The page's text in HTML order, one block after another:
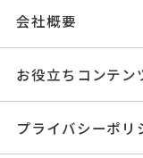
会社概要
お役立ちコンテン
プライバシーポリ